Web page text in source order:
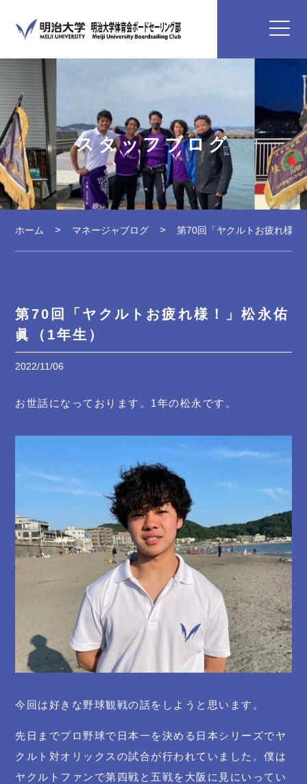
スタッフブログ
ホーム マネージャブログ 第70回「ヤクルトお疲れ様！
第70回「ヤクルトお疲れ様！」松永佑
眞（1年生）
2022/11/06
お世話になっております。1年の松永です。
今回は好きな野球観戦の話をしようと思います。
先日までプロ野球で日本一を決める日本シリーズでヤ
クルト対オリックスの試合が行われていました。僕は
ヤクルトファンで第四戦と五戦を大阪に見にいってい